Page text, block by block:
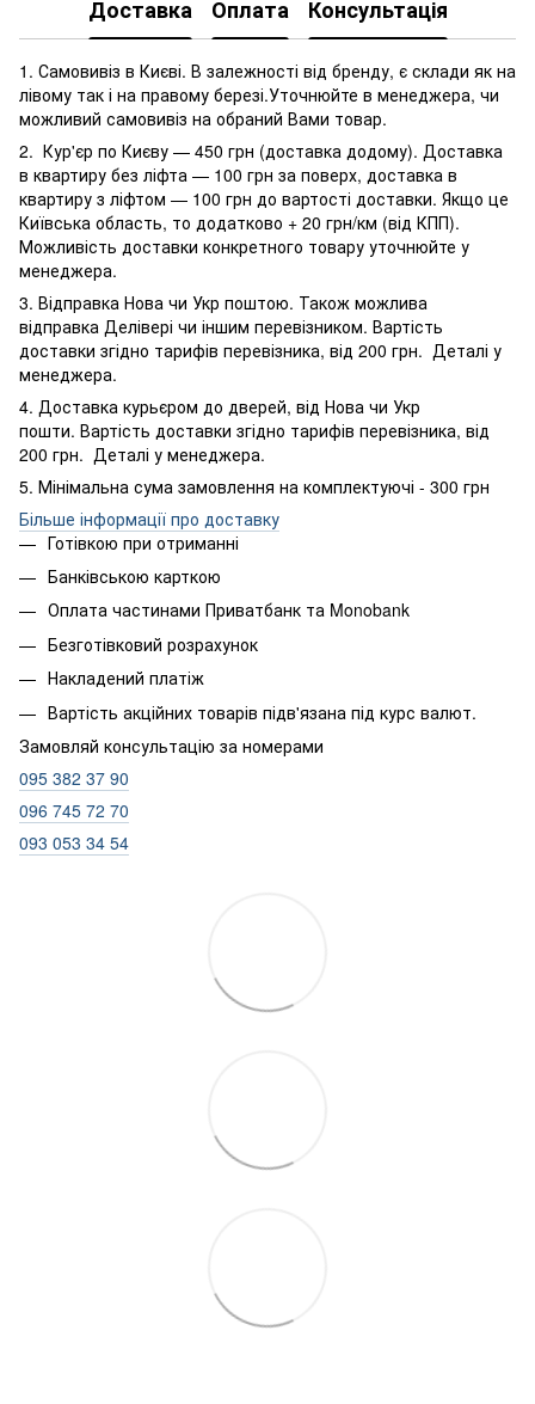
Доставка Оплата Консультація
1. Самовивіз в Києві. В залежності від бренду, є склади як на
лівому так і на правому березі.Уточнюйте в менеджера, чи
можливий самовивіз на обраний Вами товар.
2. Кур'єр по Києву — 450 грн (доставка додому). Доставка
в квартиру без ліфта — 100 грн за поверх, доставка в
квартиру з ліфтом — 100 грн до вартості доставки. Якщо це
Київська область, то додатково + 20 грн/км (від КПП).
Можливість доставки конкретного товару уточнюйте у
менеджера.
3. Відправка Нова чи Укр поштою. Також можлива
відправка Делівері чи іншим перевізником. Вартість
доставки згідно тарифів перевізника, від 200 грн. Деталі у
менеджера.
4. Доставка курьєром до дверей, від Нова чи Укр
пошти. Вартість доставки згідно тарифів перевізника, від
200 грн. Деталі у менеджера.
5. Мінімальна сума замовлення на комплектуючі - 300 грн
Більше інформації про доставку
Готівкою при отриманні
Банківською карткою
Оплата частинами Приватбанк та Monobank
Безготівковий розрахунок
Накладений платіж
Вартість акційних товарів підв'язана під курс валют.
Замовляй консультацію за номерами
095 382 37 90
096 745 72 70
093 053 34 54